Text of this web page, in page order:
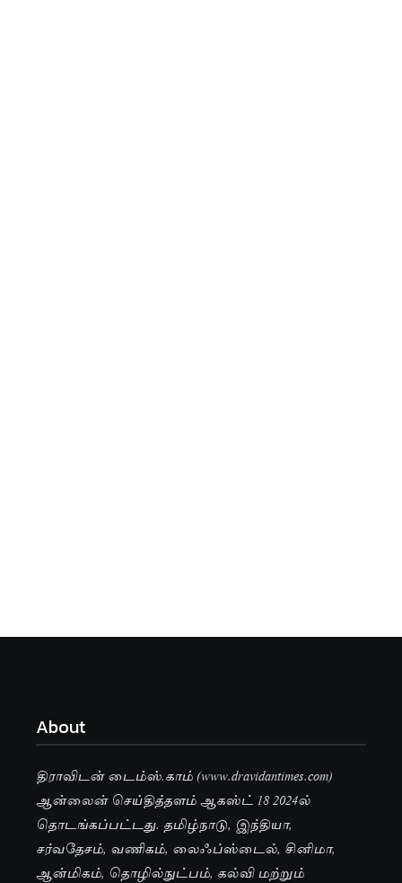
About
திராவிடன் டைம்ஸ்.காம் (www.dravidantimes.com)
ஆன்லைன் செய்தித்தளம் ஆகஸ்ட் 18 2024ல்
தொடங்கப்பட்டது. தமிழ்நாடு, இந்தியா,
சர்வதேசம், வணிகம், லைஃப்ஸ்டைல், சினிமா,
ஆன்மிகம், தொழில்நுட்பம், கல்வி மற்றும்